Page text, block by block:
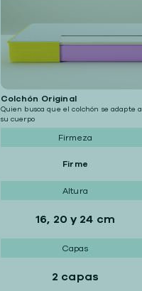
Colchón Original
Quien busca que el colchón se adapte a
su cuerpo
Firmeza
Firme
Altura
16, 20 y 24 cm
Capas
2 capas